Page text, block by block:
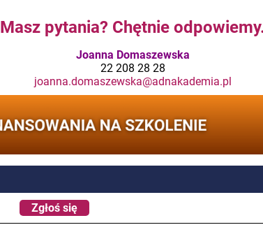
Masz pytania? Chętnie
Joanna Domaszewska
22 208 28 28
joanna.domaszewska@adnakademia.pl
Zgłoś się